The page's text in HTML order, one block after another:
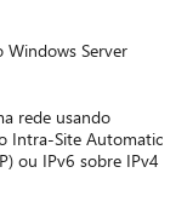
Server
rede usando
Intra-Site Automatic
ou IPv6 sobre IPv4